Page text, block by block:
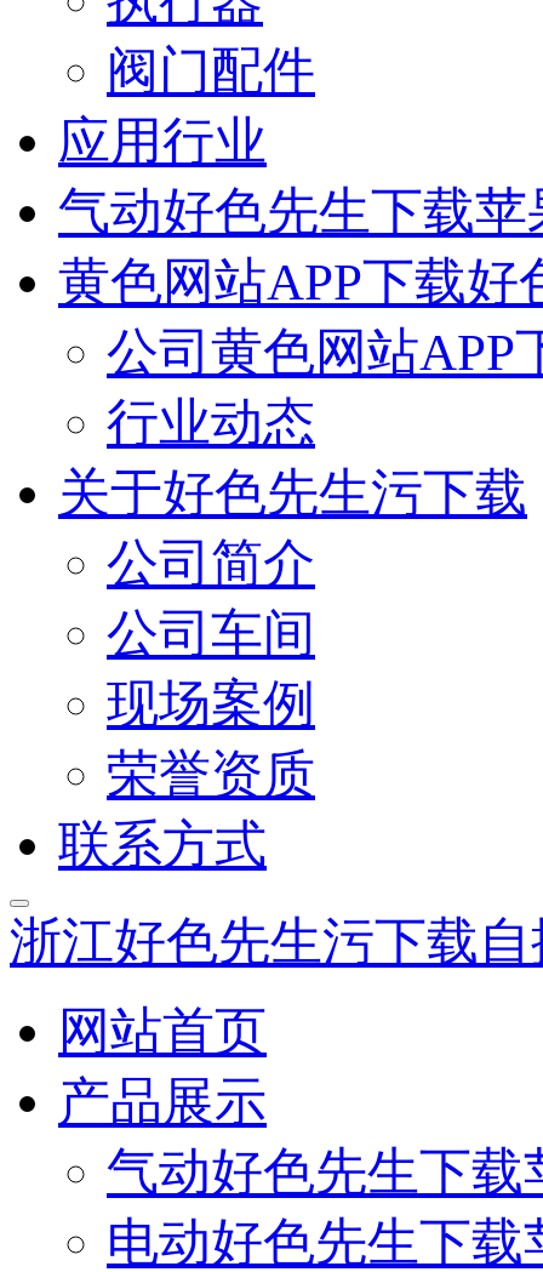
阀门配件
应用行业
气动好色先生下载
黄色网站APP下载好
公司黄色网站APP
行业动态
关于好色先生污下载
公司简介
公司车间
现场案例
荣誉资质
联系方式
浙江好色先生污下载
网站首页
产品展示
气动好色先生下
电动好色先生下